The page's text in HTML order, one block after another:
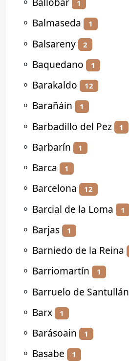
1
⚬ Balmaseda 1
⚬ Balsareny 2
⚬ Baquedano 1
⚬ Barakaldo 12
⚬ Barañáin 1
⚬ Barbadillo del Pez 1
⚬ Barbarín 1
⚬ Barca 1
⚬ Barcelona 12
⚬ Barcial de la Loma 1
⚬ Barjas 1
⚬ Barniedo de la Reina
⚬ Barriomartín 1
⚬ Barruelo de Santullán
⚬ Barx 1
⚬ Barásoain 1
⚬ Basabe 1